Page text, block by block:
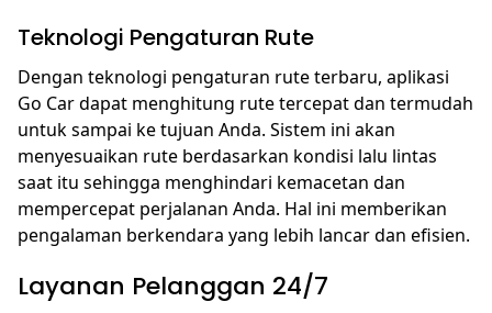
Teknologi Pengaturan Rute
Dengan teknologi pengaturan rute terbaru, aplikasi
Go Car dapat menghitung rute tercepat dan termudah
untuk sampai ke tujuan Anda. Sistem ini akan
menyesuaikan rute berdasarkan kondisi lalu lintas
saat itu sehingga menghindari kemacetan dan
mempercepat perjalanan Anda. Hal ini memberikan
pengalaman berkendara yang lebih lancar dan efisien.
Layanan Pelanggan 24/7